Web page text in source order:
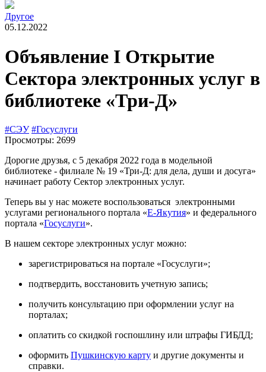
Другое
05.12.2022
Объявление I Открытие
Сектора электронных услуг в
библиотеке «Три-Д»
#СЭУ #Госуслуги
Просмотры: 2699
Дорогие друзья, с 5 декабря 2022 года в модельной
библиотеке - филиале № 19 «Три-Д: для дела, души и досуга»
начинает работу Cектор электронных услуг.
Теперь вы у нас можете воспользоваться электронными
услугами регионального портала «Е-Якутия» и федерального
портала «Госуслуги».
В нашем секторе электронных услуг можно:
зарегистрироваться на портале «Госуслуги»;
подтвердить, восстановить учетную запись;
получить консультацию при оформлении услуг на
порталах;
оплатить со скидкой госпошлину или штрафы ГИБДД;
оформить Пушкинскую карту и другие документы и
справки.